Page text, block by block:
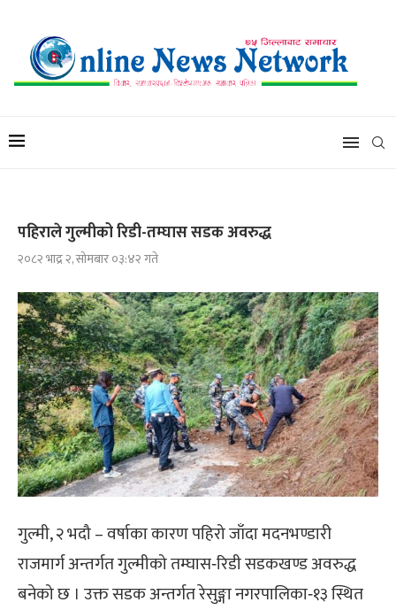
पहिराले गुल्मीको रिडी-तम्घास सडक अवरुद्ध
२०८२ भाद्र २, सोमबार ०३:४२ गते
गुल्मी, २ भदौ – वर्षाका कारण पहिरो जाँदा मदनभण्डारी
राजमार्ग अन्तर्गत गुल्मीको तम्घास‐रिडी सडकखण्ड अवरुद्ध
बनेको छ । उक्त सडक अन्तर्गत रेसुङ्गा नगरपालिका‐१३ स्थित